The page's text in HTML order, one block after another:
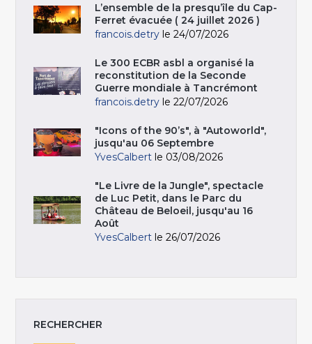
L’ensemble de la presqu’île du Cap-
Ferret évacuée ( 24 juillet 2026 )
francois.detry le 24/07/2026
Le 300 ECBR asbl a organisé la
reconstitution de la Seconde
Guerre mondiale à Tancrémont
francois.detry le 22/07/2026
"Icons of the 90’s", à "Autoworld",
jusqu'au 06 Septembre
YvesCalbert le 03/08/2026
"Le Livre de la Jungle", spectacle
de Luc Petit, dans le Parc du
Château de Beloeil, jusqu'au 16
Août
YvesCalbert le 26/07/2026
RECHERCHER